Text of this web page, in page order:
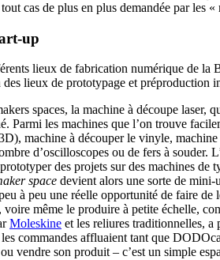
cas de plus en plus demandée par les
up
lieux de fabrication numérique de la
lieux de prototypage et préproduction
spaces, la machine à découpe laser,
Parmi les machines que l’on trouve
machine à découper le vinyle,
d’oscilloscopes ou de fers à souder.
des projets sur des machines de
space devient alors une sorte de mini-
à peu une réelle opportunité de faire
même le produire à petite échelle,
Moleskine et les reliures traditionnelles, a
commandes affluaient tant que
vendre son produit – c’est un simple